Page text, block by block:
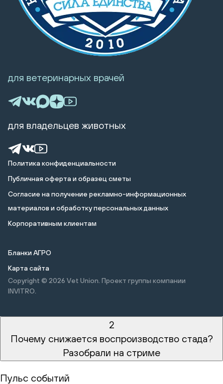
Политика конфиденциальности
Публичная оферта и образец сметы
Cогласие на получение рекламно-информационных
материалов и обработку персональных данных
Корпоративным клиентам
Бланки АГРО
Карта сайта
Copyright © 2026 Vet Union. Проект группы компании
INVITRO.
для ветеринарных врачей
для владельцев животных
2
Почему снижается воспроизводство стада?
Разобрали на стриме
Пульс событий